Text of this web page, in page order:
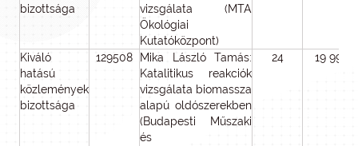
bizottsága
vizsgálata (MTA
Ökológiai
Kutatóközpont)
Kiváló
hatású
közlemények
bizottsága
129508
Mika László Tamás:
Katalitikus reakciók
vizsgálata biomassza
alapú oldószerekben
(Budapesti Műszaki
és
24 19 996